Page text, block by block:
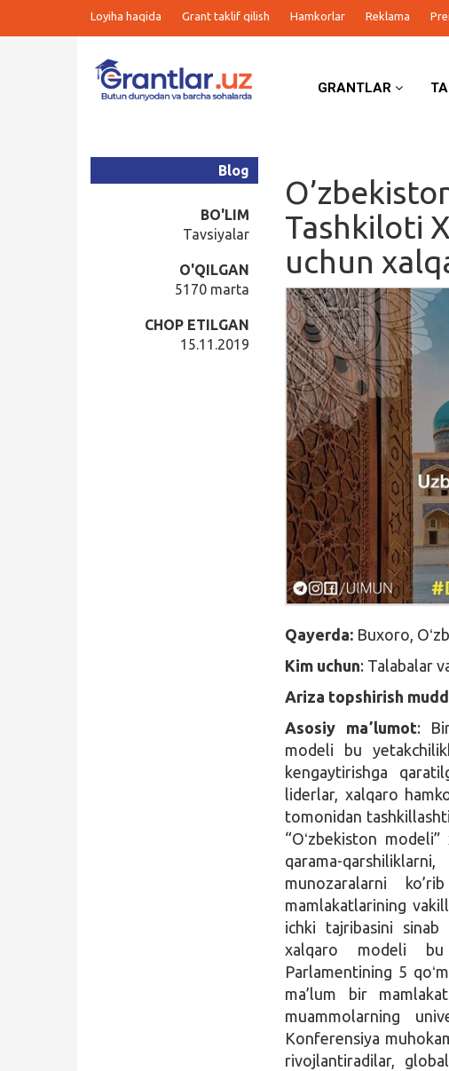
Loyiha haqida Grant taklif qilish Hamkorlar Reklama
GRANTLAR
Tashkiloti
uchun
Blog
BO'LIM
Tavsiyalar
O'QILGAN
5170 marta
CHOP ETILGAN
15.11.2019
Qayerda: Buxoro,
Kim uchun: Talabalar
Ariza topshirish
Asosiy maʼlumot:
modeli bu
kengaytirishga
liderlar, xalqaro
tomonidan
“Oʻzbekiston
qarama-
munozaralarni
mamlakatlarining
ichki tajribasini sinab
xalqaro modeli bu
Parlamentining 5
ma’lum bir
muammolarning
Konferensiya
rivojlantiradilar,